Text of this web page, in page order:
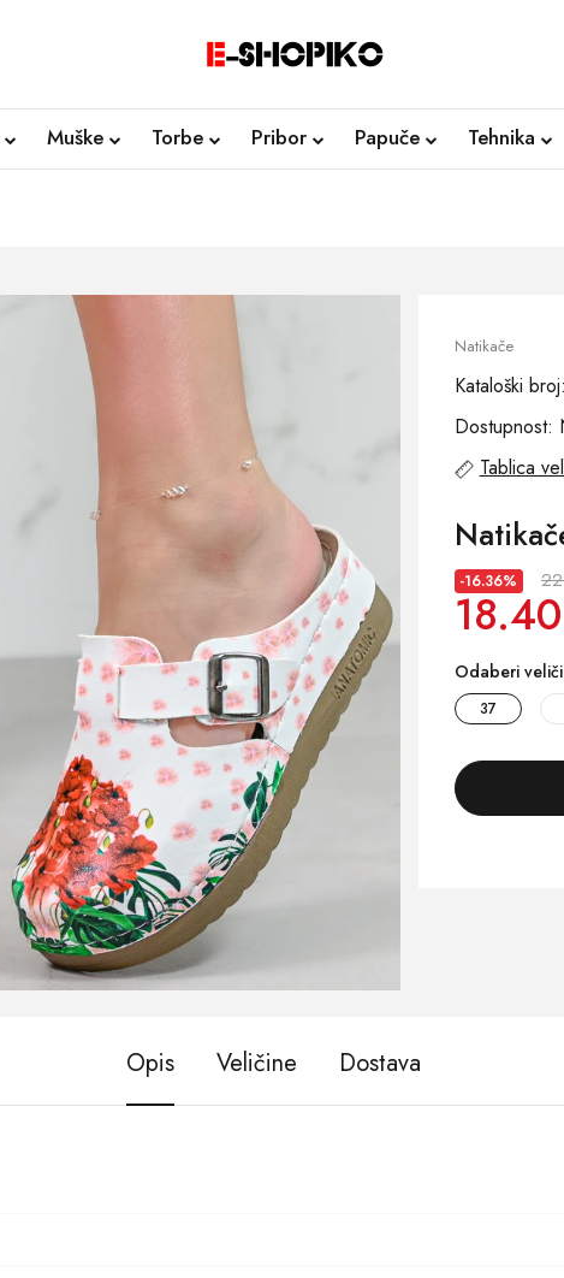
Muške Torbe Pribor Papuče Tehnika
Natikače
Kataloški
Dostupnost:
Tablica
-16.36%
Odaberi
37
Opis Veličine Dostava